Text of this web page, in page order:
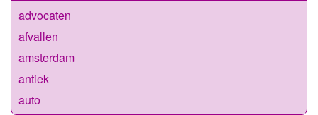
advocaten
afvallen
amsterdam
antiek
auto